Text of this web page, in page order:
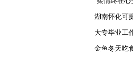
湖南怀化可
大专毕业工
金鱼冬天吃